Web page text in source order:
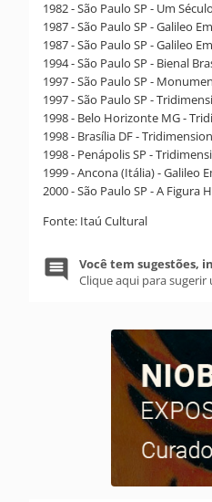
1982 - São Paulo SP - Um
1987 - São Paulo SP - Galileo
1987 - São Paulo SP - Galileo
1994 - São Paulo SP - Bienal
1997 - São Paulo SP -
1997 - São Paulo SP -
1998 - Belo Horizonte MG -
1998 - Brasília DF -
1998 - Penápolis SP -
1999 - Ancona (Itália) -
2000 - São Paulo SP - A
Fonte: Itaú Cultural
Você tem sugestões,
Clique aqui para